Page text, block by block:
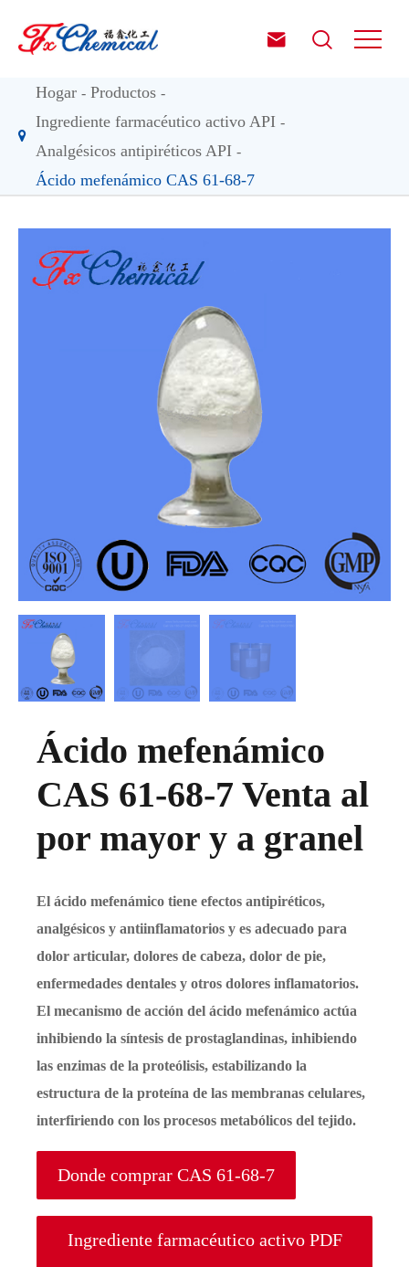
 
Hogar
Productos
Ingrediente farmacéutico activo API
Analgésicos antipiréticos API
Ácido mefenámico CAS 61-68-7
Ácido mefenámico
CAS 61-68-7 Venta al
por mayor y a granel
El ácido mefenámico tiene efectos antipiréticos,
analgésicos y antiinflamatorios y es adecuado para
dolor articular, dolores de cabeza, dolor de pie,
enfermedades dentales y otros dolores inflamatorios.
El mecanismo de acción del ácido mefenámico actúa
inhibiendo la síntesis de prostaglandinas, inhibiendo
las enzimas de la proteólisis, estabilizando la
estructura de la proteína de las membranas celulares,
interfiriendo con los procesos metabólicos del tejido.
Donde comprar CAS 61-68-7
Ingrediente farmacéutico activo PDF